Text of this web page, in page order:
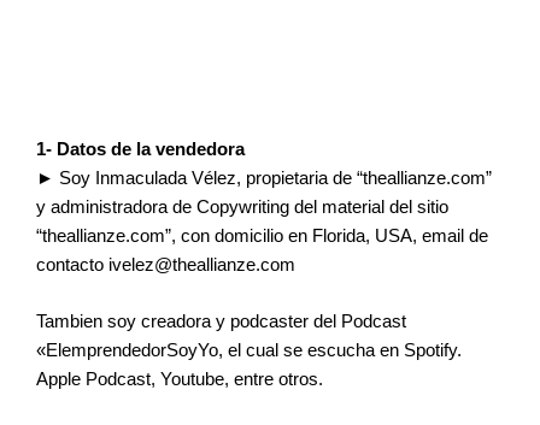
1- Datos de la vendedora
► Soy Inmaculada Vélez, propietaria de “theallianze.com”
y administradora de Copywriting del material del sitio
“theallianze.com”, con domicilio en Florida, USA, email de
contacto ivelez@theallianze.com
Tambien soy creadora y podcaster del Podcast
«ElemprendedorSoyYo, el cual se escucha en Spotify.
Apple Podcast, Youtube, entre otros.